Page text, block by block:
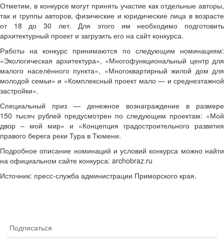
Отметим, в конкурсе могут принять участие как отдельные авторы,
так и группы авторов, физические и юридические лица в возрасте
от 18 до 30 лет. Для этого им необходимо подготовить
архитектурный проект и загрузить его на сайт конкурса.
Работы на конкурс принимаются по следующим номинациям:
«Экологическая архитектура», «Многофункциональный центр для
малого населённого пункта», «Многоквартирный жилой дом для
молодой семьи» и «Комплексный проект мало — и среднеэтажной
застройки».
Специальный приз­ — денежное вознаграждение в размере
150 тысяч рублей предусмотрен по следующим проектам: «Мой
двор – мой мир» и «Концепция градостроительного развития
правого берега реки Тура в Тюмени.
Подробное описание номинаций и условий конкурса можно найти
на официальном сайте конкурса: archobraz.ru
Источник: пресс-служба администрации Приморского края.
Подписаться